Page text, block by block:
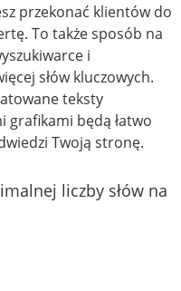
przekonać klientów do
To także sposób na
i
słów kluczowych.
teksty
grafikami będą łatwo
Twoją stronę.
liczby słów na